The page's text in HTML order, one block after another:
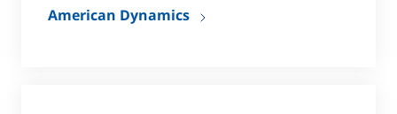
American Dynamics